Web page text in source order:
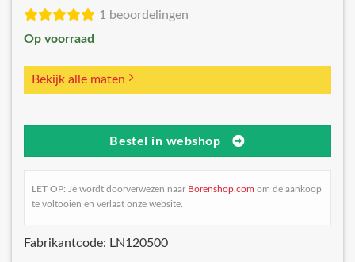
€202,19.€181,97.
1 beoordelingen
Op voorraad
Bekijk alle maten
Bestel in webshop
LET OP: Je wordt doorverwezen naar Borenshop.com om de aankoop
te voltooien en verlaat onze website.
Fabrikantcode: LN120500